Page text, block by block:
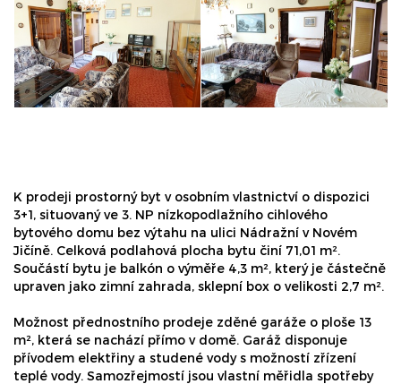
K prodeji prostorný byt v osobním vlastnictví o dispozici
3+1, situovaný ve 3. NP nízkopodlažního cihlového
bytového domu bez výtahu na ulici Nádražní v Novém
Jičíně. Celková podlahová plocha bytu činí 71,01 m².
Součástí bytu je balkón o výměře 4,3 m², který je částečně
upraven jako zimní zahrada, sklepní box o velikosti 2,7 m².
Možnost přednostního prodeje zděné garáže o ploše 13
m², která se nachází přímo v domě. Garáž disponuje
přívodem elektřiny a studené vody s možností zřízení
teplé vody. Samozřejmostí jsou vlastní měřidla spotřeby